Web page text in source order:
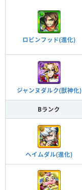
ロビンフッド(進化)
ジャンヌダルク(獣神化)
Bランク
ヘイムダル(進化)